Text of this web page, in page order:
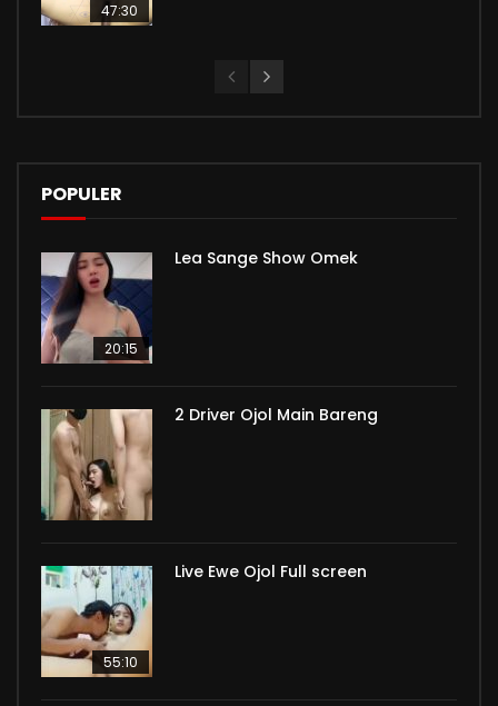
47:30
POPULER
20:15
Lea Sange Show Omek
2 Driver Ojol Main Bareng
55:10
Live Ewe Ojol Full screen